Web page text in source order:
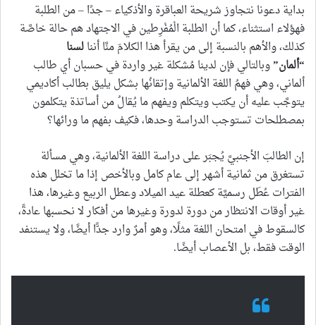
بداية دعونا نتجاوز شريحة العباقرة والأذكياء – جدًا – من الطلبة
فهؤلاء استثناء، كما أن الطلبة الْمُفْرِطين في الاجتهاد هم حالة خاصَّة
كذلك، والأهم بالنسبة إلى من يقرأ هذا الكلامَ منَّا أننالسنا
“ألمان”وبالتالي فإن لدينا مُشكلة غير واردة في حسبان أي طالب
ألماني، وهي فهمُ اللغة الألمانية وإتقانُها بشكل يليق بطالب أكاديمي
يتوجَّب عليه أن يكتب ويتكلم ويفهم ما يُقالُ من أساتذة يتكلمون
بمصطلحات تستوجب الدراسة وحدها، فكيف بفهم ما ورائها؟
إن الطالبَ الأجنبيَّ يُجبَر على دراسة اللغة الألمانية، وهي مسألة
تستغرق من ثمانية أشهر إلى عام كامل وبالأخص إذا ما تخلل هذه
الفترات عُطَل رسميَّة كعطلة عيد الميلاد وعطل الربيع وغيرها، هذا
غير أوقات الانتظار من دورة لدورة وغيرها من أفكار لا نحسبها عادةً،
كالسقوط في امتحان اللغة مثلًا، وهو أمرٌ وارد جدًّا أيضًا، ولا يستنفد
الوقت فقط، بل الأعصاب أيضًا.